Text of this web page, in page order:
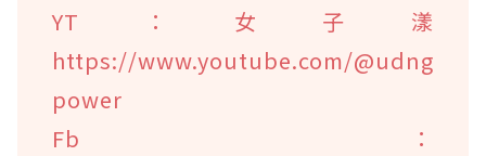
YT：女子漾
https://www.youtube.com/@udng
power
Fb：